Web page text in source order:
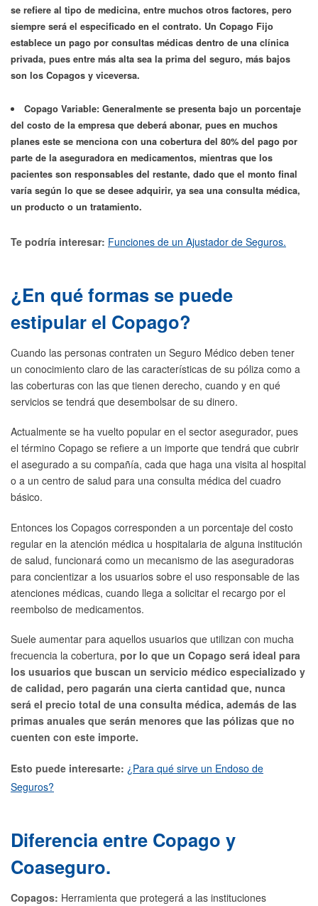
se refiere al tipo de medicina, entre muchos otros factores, pero
siempre será el especificado en el contrato. Un Copago Fijo
establece un pago por consultas médicas dentro de una clínica
privada, pues entre más alta sea la prima del seguro, más bajos
son los Copagos y viceversa.
Copago Variable: Generalmente se presenta bajo un porcentaje
del costo de la empresa que deberá abonar, pues en muchos
planes este se menciona con una cobertura del 80% del pago por
parte de la aseguradora en medicamentos, mientras que los
pacientes son responsables del restante, dado que el monto final
varía según lo que se desee adquirir, ya sea una consulta médica,
un producto o un tratamiento.
Te podría interesar: Funciones de un Ajustador de Seguros.
¿En qué formas se puede
estipular el Copago?
Cuando las personas contraten un Seguro Médico deben tener
un conocimiento claro de las características de su póliza como a
las coberturas con las que tienen derecho, cuando y en qué
servicios se tendrá que desembolsar de su dinero.
Actualmente se ha vuelto popular en el sector asegurador, pues
el término Copago se refiere a un importe que tendrá que cubrir
el asegurado a su compañía, cada que haga una visita al hospital
o a un centro de salud para una consulta médica del cuadro
básico.
Entonces los Copagos corresponden a un porcentaje del costo
regular en la atención médica u hospitalaria de alguna institución
de salud, funcionará como un mecanismo de las aseguradoras
para concientizar a los usuarios sobre el uso responsable de las
atenciones médicas, cuando llega a solicitar el recargo por el
reembolso de medicamentos.
Suele aumentar para aquellos usuarios que utilizan con mucha
frecuencia la cobertura, por lo que un Copago será ideal para
los usuarios que buscan un servicio médico especializado y
de calidad, pero pagarán una cierta cantidad que, nunca
será el precio total de una consulta médica, además de las
primas anuales que serán menores que las pólizas que no
cuenten con este importe.
Esto puede interesarte: ¿Para qué sirve un Endoso de
Seguros?
Diferencia entre Copago y
Coaseguro.
Copagos: Herramienta que protegerá a las instituciones